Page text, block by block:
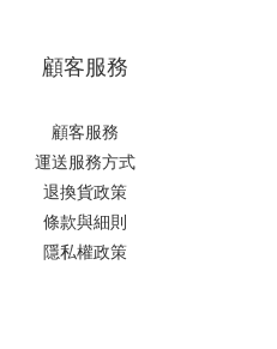
顧客服務
顧客服務
運送服務方式
退換貨政策
條款與細則
隱私權政策